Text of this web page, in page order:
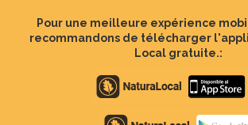
contenu
Pour une meilleure expérience
recommandons de télécharger
Local gratuite.:
Apple
store
Google